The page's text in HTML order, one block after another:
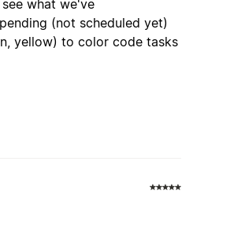
what we've
(not scheduled yet)
yellow) to color code tasks